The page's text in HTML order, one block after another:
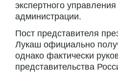
экспертного
администрации.
Пост представителя
Лукаш официально
однако фактически
представительства